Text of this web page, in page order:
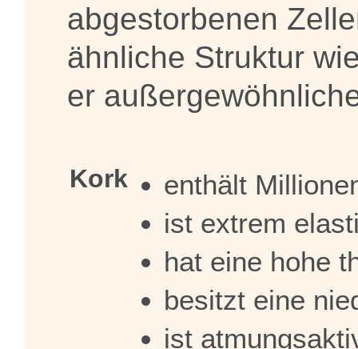
abgestorbenen
ähnliche Struktur
er
Kork
enthält
ist extrem
hat eine hohe
besitzt eine
ist